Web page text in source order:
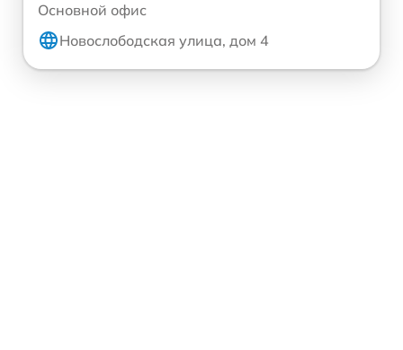
Основной офис
Новослободская улица, дом 4